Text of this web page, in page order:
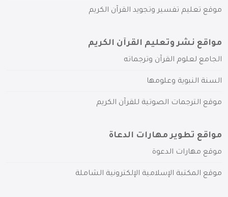
موقع تعليم تفسير وتجويد القرآن الكريم
مواقع نشر وتعليم القرآن الكريم
الجامع لعلوم القرآن وترجماته
السنة النبوية وعلومها
موقع الترجمات الصوتية للقرآن الكريم
مواقع تطوير مهارات الدعاة
موقع مهارات الدعوة
موقع المكتبة الإسلامية الإلكترونية الشاملة